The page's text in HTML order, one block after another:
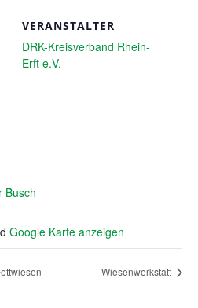
Busch
Google Karte anzeigen
VERANSTALTER
DRK-Kreisverband Rhein-
Erft e.V.
Wiesenwerkstatt